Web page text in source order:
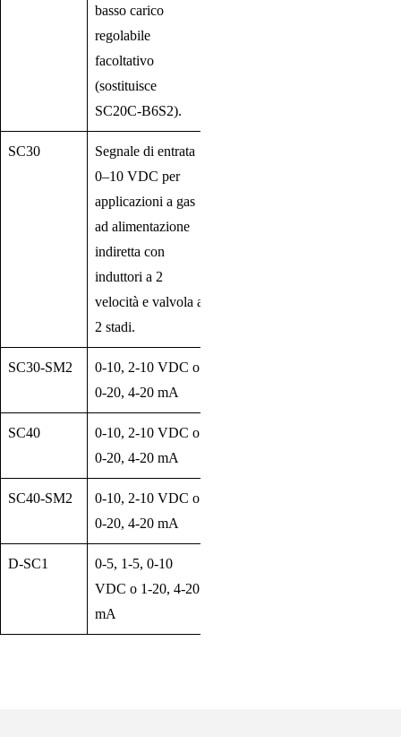
basso carico
regolabile
facoltativo
(sostituisce
SC20C-B6S2).
SC30
Segnale di entrata
0–10 VDC per
applicazioni a gas
ad alimentazione
indiretta con
induttori a 2
velocità e valvola a
2 stadi.
SC30-SM2
0-10, 2-10 VDC o
0-20, 4-20 mA
SC40
0-10, 2-10 VDC o
0-20, 4-20 mA
SC40-SM2
0-10, 2-10 VDC o
0-20, 4-20 mA
D-SC1
0-5, 1-5, 0-10
VDC o 1-20, 4-20
mA